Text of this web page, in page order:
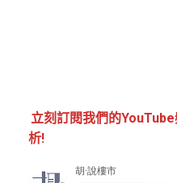
立刻訂閱我們的
析!